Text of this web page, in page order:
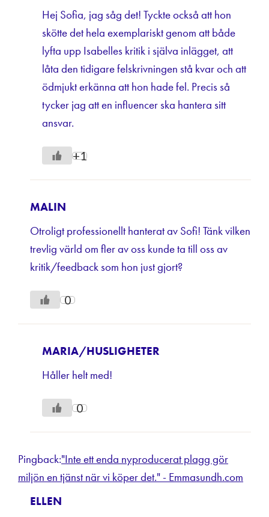
Hej Sofia, jag såg det! Tyckte också att hon
skötte det hela exemplariskt genom att både
lyfta upp Isabelles kritik i själva inlägget, att
låta den tidigare felskrivningen stå kvar och att
ödmjukt erkänna att hon hade fel. Precis så
tycker jag att en influencer ska hantera sitt
ansvar.
+1
MALIN
Otroligt professionellt hanterat av Sofi! Tänk vilken
trevlig värld om fler av oss kunde ta till oss av
kritik/feedback som hon just gjort?
0
MARIA/HUSLIGHETER
Håller helt med!
0
Pingback:"Inte ett enda nyproducerat plagg gör
miljön en tjänst när vi köper det." - Emmasundh.com
ELLEN